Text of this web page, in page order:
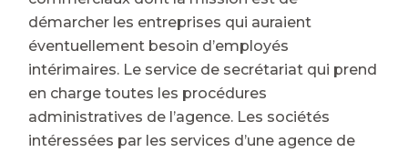
démarcher les entreprises qui auraient
éventuellement besoin d’employés
intérimaires. Le service de secrétariat qui prend
en charge toutes les procédures
administratives de l’agence. Les sociétés
intéressées par les services d’une agence de